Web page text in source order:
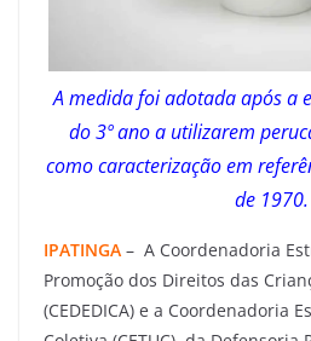
A medida foi adotada após a
do 3º ano a utilizarem
como caracterização em
de 1970.
IPATINGA – A Coordenadoria
Promoção dos Direitos das
(CEDEDICA) e a Coordenadoria